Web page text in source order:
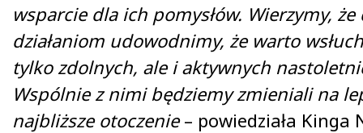
wsparcie dla ich pomysłów. Wierzymy,
działaniom udowodnimy, że warto
tylko zdolnych, ale i aktywnych
Wspólnie z nimi będziemy zmieniali na
najbliższe otoczenie– powiedziała Kinga